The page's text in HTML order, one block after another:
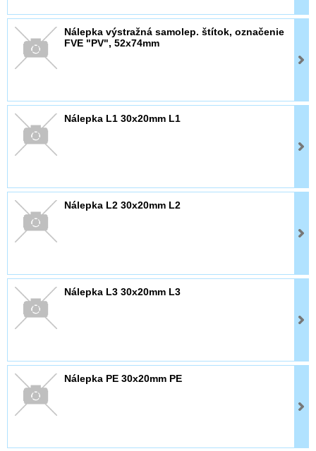
Nálepka výstražná samolep. štítok, označenie
FVE "PV", 52x74mm
Nálepka L1 30x20mm L1
Nálepka L2 30x20mm L2
Nálepka L3 30x20mm L3
Nálepka PE 30x20mm PE